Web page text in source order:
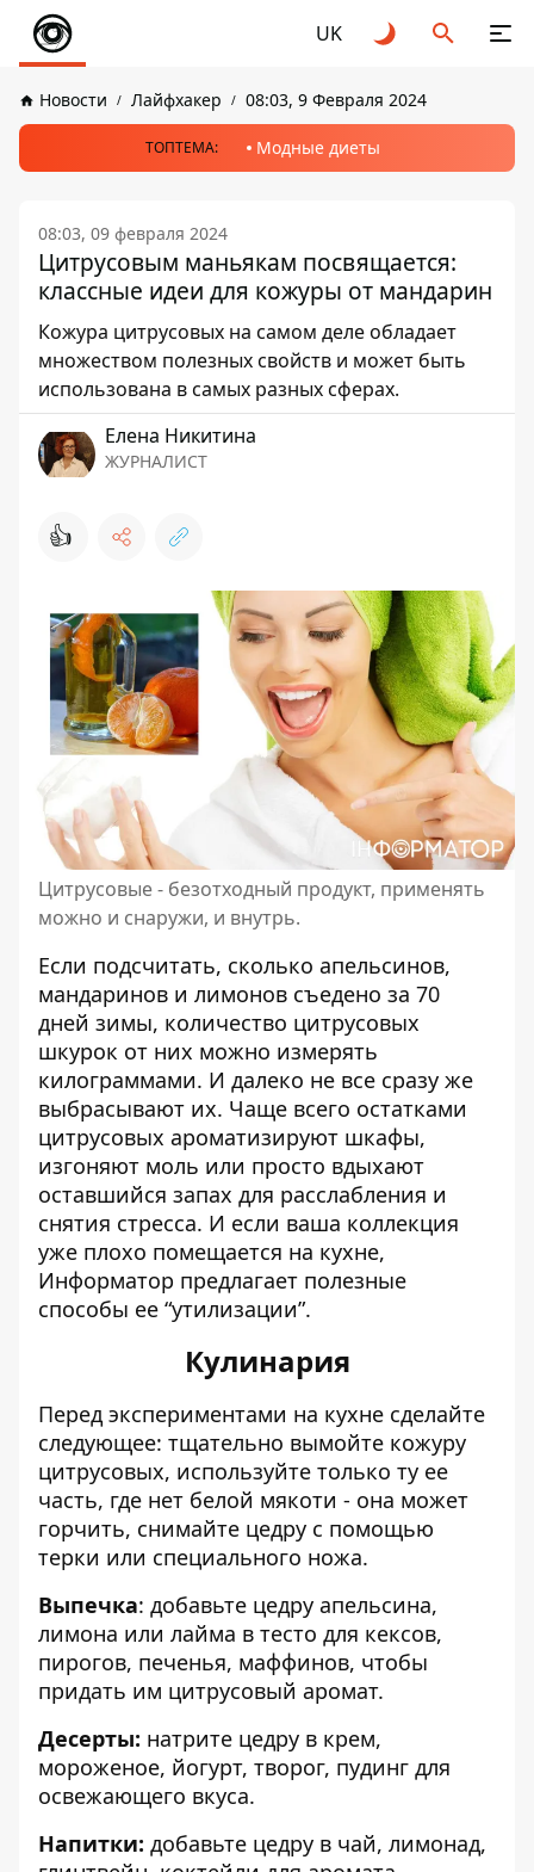
UK
Новости Лайфхакер 08:03, 9 Февраля 2024
ТОПТЕМА: Модные диеты
08:03, 09 февраля 2024
Цитрусовым маньякам посвящается:
классные идеи для кожуры от мандарин
Кожура цитрусовых на самом деле обладает
множеством полезных свойств и может быть
использована в самых разных сферах.
Елена Никитина
ЖУРНАЛИСТ
👍
Цитрусовые - безотходный продукт, применять
можно и снаружи, и внутрь.
Если подсчитать, сколько апельсинов,
мандаринов и лимонов съедено за 70
дней зимы, количество цитрусовых
шкурок от них можно измерять
килограммами. И далеко не все сразу же
выбрасывают их. Чаще всего остатками
цитрусовых ароматизируют шкафы,
изгоняют моль или просто вдыхают
оставшийся запах для расслабления и
снятия стресса. И если ваша коллекция
уже плохо помещается на кухне,
Информатор предлагает полезные
способы ее “утилизации”.
Кулинария
Перед экспериментами на кухне сделайте
следующее: тщательно вымойте кожуру
цитрусовых, используйте только ту ее
часть, где нет белой мякоти - она может
горчить, снимайте цедру с помощью
терки или специального ножа.
Выпечка: добавьте цедру апельсина,
лимона или лайма в тесто для кексов,
пирогов, печенья, маффинов, чтобы
придать им цитрусовый аромат.
Десерты: натрите цедру в крем,
мороженое, йогурт, творог, пудинг для
освежающего вкуса.
Напитки: добавьте цедру в чай, лимонад,